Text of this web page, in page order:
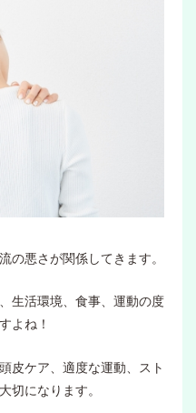
の悪さが関係してきます。
生活環境、食事、運動の度
よね！
皮ケア、適度な運動、スト
切になります。